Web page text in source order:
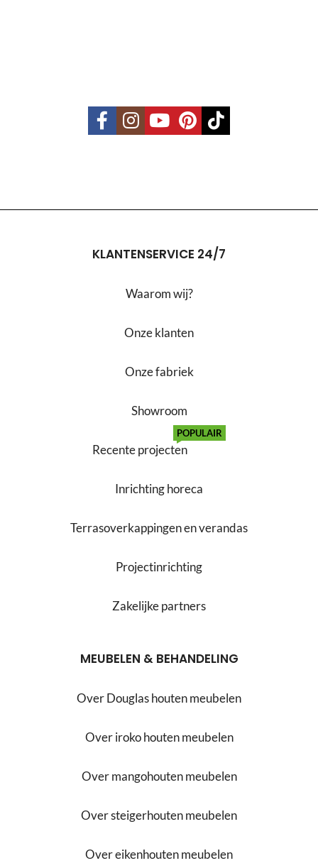
KLANTENSERVICE 24/7
Waarom wij?
Onze klanten
Onze fabriek
Showroom
Recente projecten
POPULAIR
Inrichting horeca
Terrasoverkappingen en verandas
Projectinrichting
Zakelijke partners
MEUBELEN & BEHANDELING
Over Douglas houten meubelen
Over iroko houten meubelen
Over mangohouten meubelen
Over steigerhouten meubelen
Over eikenhouten meubelen